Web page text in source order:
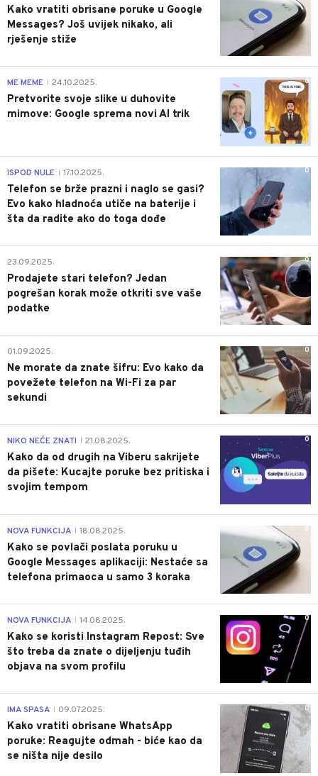
Kako vratiti obrisane poruke u Google
Messages? Još uvijek nikako, ali
rješenje stiže
0
ME MEME 24.10.2025.
Pretvorite svoje slike u duhovite
mimove: Google sprema novi AI trik
0
ISPOD NULE 17.10.2025.
Telefon se brže prazni i naglo se gasi?
Evo kako hladnoća utiče na baterije i
šta da radite ako do toga dođe
0
23.09.2025.
Prodajete stari telefon? Jedan
pogrešan korak može otkriti sve vaše
podatke
0
01.09.2025.
Ne morate da znate šifru: Evo kako da
povežete telefon na Wi-Fi za par
sekundi
0
NIKO NEĆE ZNATI 21.08.2025.
Kako da od drugih na Viberu sakrijete
da pišete: Kucajte poruke bez pritiska i
svojim tempom
0
NOVA FUNKCIJA 18.08.2025.
Kako se povlači poslata poruku u
Google Messages aplikaciji: Nestaće sa
telefona primaoca u samo 3 koraka
0
NOVA FUNKCIJA 14.08.2025.
Kako se koristi Instagram Repost: Sve
što treba da znate o dijeljenju tuđih
objava na svom profilu
0
IMA SPASA 09.07.2025.
Kako vratiti obrisane WhatsApp
poruke: Reagujte odmah - biće kao da
se ništa nije desilo